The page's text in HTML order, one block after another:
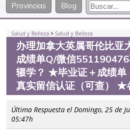
Provincias
Blog
Salud y Belleza >Salud y Belleza
办理加拿大英属哥伦比亚
成绩单Q/微信
辍学？ ★毕业证＋成绩
真实留信认证（可查） ★
Última Respuesta el Domingo, 25 de
05:47h